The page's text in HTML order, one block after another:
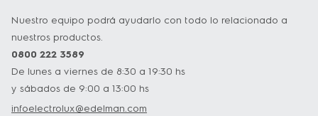
Nuestro equipo podrá ayudarlo con todo lo relacionado a
nuestros productos.
0800 222 3589
De lunes a viernes de 8:30 a 19:30 hs
y sábados de 9:00 a 13:00 hs
infoelectrolux@edelman.com